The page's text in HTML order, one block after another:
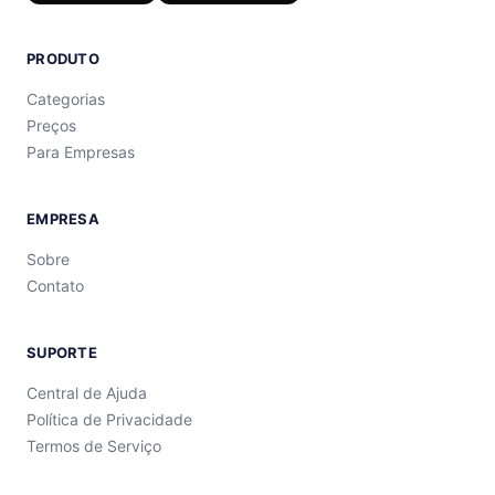
PRODUTO
Categorias
Preços
Para Empresas
EMPRESA
Sobre
Contato
SUPORTE
Central de Ajuda
Política de Privacidade
Termos de Serviço